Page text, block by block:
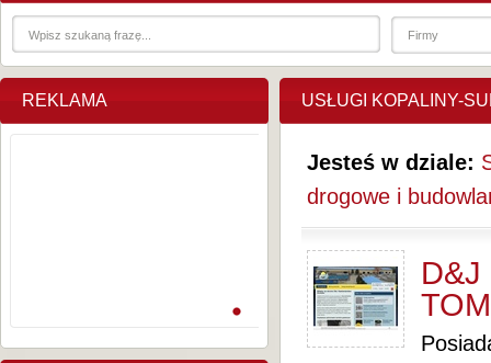
REKLAMA USŁUGI KOPALINY-
Jesteś w dziale:
drogowe i
D&J